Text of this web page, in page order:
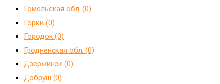
Гомельская обл. (0)
Горки (0)
Городок (0)
Гродненская обл. (0)
Дзержинск (0)
Добруш (0)